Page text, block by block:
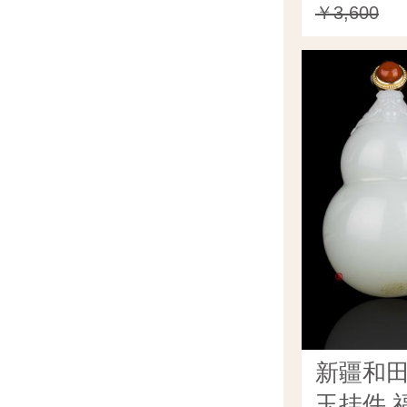
￥3,600
新疆和